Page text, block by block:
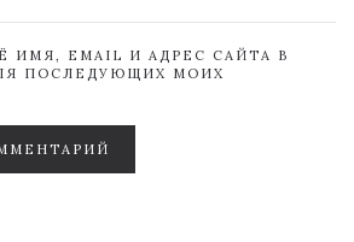
ИМЯ, EMAIL И АДРЕС САЙТА В
ПОСЛЕДУЮЩИХ МОИХ